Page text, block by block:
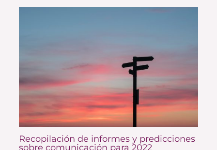
Recopilación de informes y predicciones
sobre comunicación para 2022